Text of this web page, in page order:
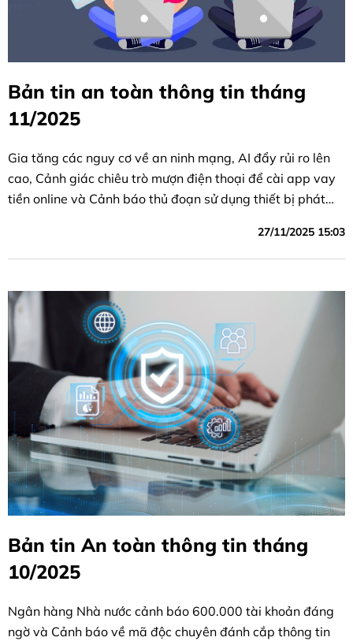
Bản tin an toàn thông tin tháng
11/2025
Gia tăng các nguy cơ về an ninh mạng, AI đẩy rủi ro lên
cao, Cảnh giác chiêu trò mượn điện thoại để cài app vay
tiền online và Cảnh báo thủ đoạn sử dụng thiết bị phát
27/11/2025 15:03
Bản tin An toàn thông tin tháng
10/2025
Ngân hàng Nhà nước cảnh báo 600.000 tài khoản đáng
ngờ và Cảnh báo về mã độc chuyên đánh cắp thông tin